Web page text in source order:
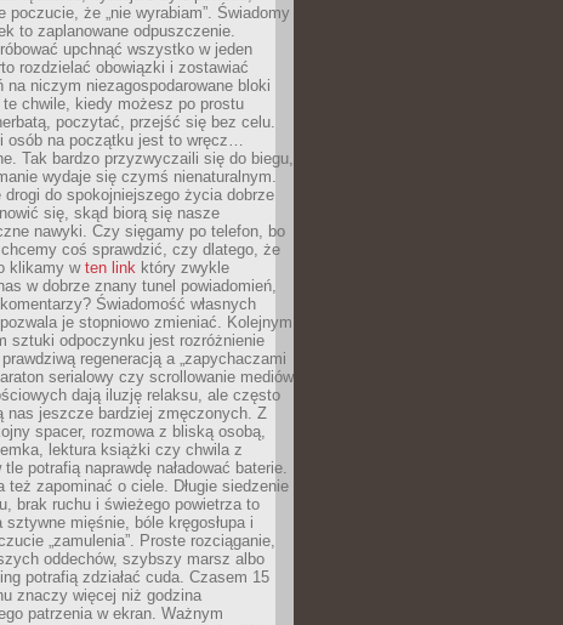
poczucie, że „nie wyrabiam”. Świadomy
to zaplanowane odpuszczenie.
upchnąć wszystko w jeden
rozdzielać obowiązki i zostawiać
na niczym niezagospodarowane bloki
chwile, kiedy możesz po prostu
poczytać, przejść się bez celu.
osób na początku jest to wręcz…
Tak bardzo przyzwyczaili się do biegu,
wydaje się czymś nienaturalnym.
drogi do spokojniejszego życia dobrze
się, skąd biorą się nasze
nawyki. Czy sięgamy po telefon, bo
chcemy coś sprawdzić, czy dlatego, że
klikamy wten link który zwykle
w dobrze znany tunel powiadomień,
Świadomość własnych
je stopniowo zmieniać. Kolejnym
sztuki odpoczynku jest rozróżnienie
regeneracją a „zapychaczami
serialowy czy scrollowanie mediów
dają iluzję relaksu, ale często
nas jeszcze bardziej zmęczonych. Z
spacer, rozmowa z bliską osobą,
lektura książki czy chwila z
potrafią naprawdę naładować baterie.
też zapominać o ciele. Długie siedzenie
brak ruchu i świeżego powietrza to
sztywne mięśnie, bóle kręgosłupa i
„zamulenia”. Proste rozciąganie,
oddechów, szybszy marsz albo
potrafią zdziałać cuda. Czasem 15
znaczy więcej niż godzina
patrzenia w ekran. Ważnym